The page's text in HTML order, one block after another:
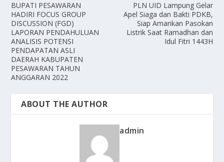
BUPATI PESAWARAN
HADIRI FOCUS GROUP
DISCUSSION (FGD)
LAPORAN PENDAHULUAN
ANALISIS POTENSI
PENDAPATAN ASLI
DAERAH KABUPATEN
PESAWARAN TAHUN
ANGGARAN 2022
PLN UID Lampung Gelar
Apel Siaga dan Bakti PDKB,
Siap Amankan Pasokan
Listrik Saat Ramadhan dan
Idul Fitri 1443H
ABOUT THE AUTHOR
admin